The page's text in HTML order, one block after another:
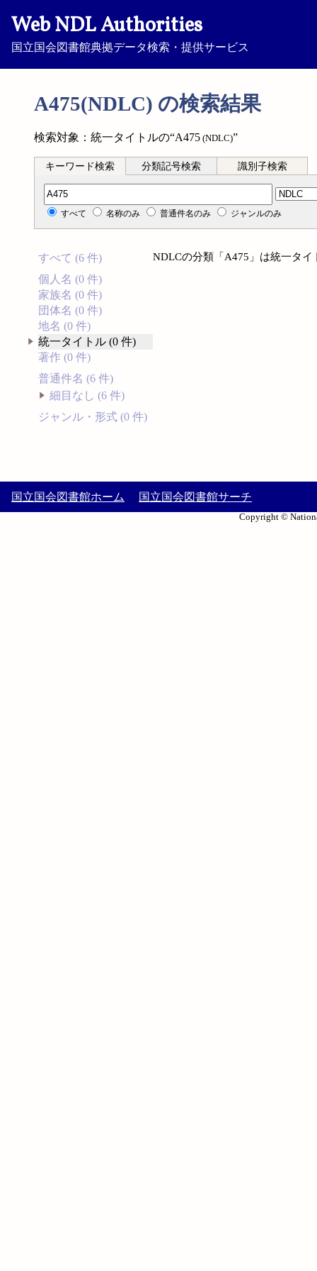
Web NDL Authorities
国立国会図書館典拠データ検索・提供サービス
A475(NDLC) の検索結果
検索対象：統一タイトルの“A475 (NDLC)”
キーワード検索 分類記号検索 識別子検索
分類記号検索
すべて 名称のみ 普通件名のみ ジャンルのみ
すべて (6 件)
個人名 (0 件)
家族名 (0 件)
団体名 (0 件)
地名 (0 件)
統一タイトル (0 件)
著作 (0 件)
普通件名 (6 件)
細目なし (6 件)
ジャンル・形式 (0 件)
NDLCの分類「A475」は統一タ
国立国会図書館ホーム 国立国会図書館サーチ
Copyright ©